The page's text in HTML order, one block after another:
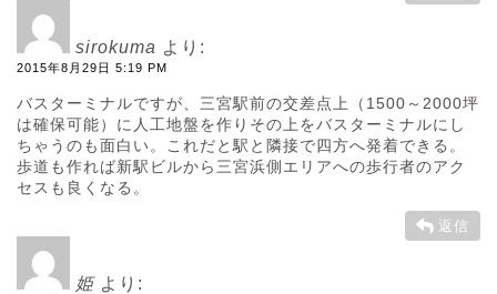
sirokuma より:
2015年8月29日 5:19 PM
バスターミナルですが、三宮駅前の交差点上（1500～2000坪
は確保可能）に人工地盤を作りその上をバスターミナルにし
ちゃうのも面白い。これだと駅と隣接で四方へ発着できる。
歩道も作れば新駅ビルから三宮浜側エリアへの歩行者のアク
セスも良くなる。
返信
姫 より: